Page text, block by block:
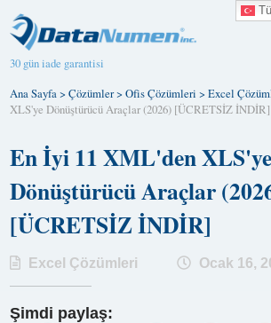
30 gün iade garantisi
Ana Sayfa>Çözümler>Ofis Çözümleri >Excel
XLS'ye Dönüştürücü Araçlar (2026) [ÜCRETSİZ İNDİR]
En İyi 11 XML'den XLS'ye
Dönüştürücü Araçlar
[ÜCRETSİZ İNDİR]
Excel Çözümleri Ocak 16,
Şimdi paylaş: